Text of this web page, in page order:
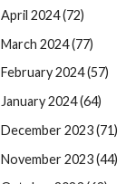
April 2024 (72)
March 2024 (77)
February 2024 (57)
January 2024 (64)
December 2023 (71)
November 2023 (44)